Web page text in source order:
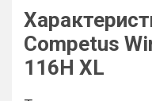
Competus
116H XL